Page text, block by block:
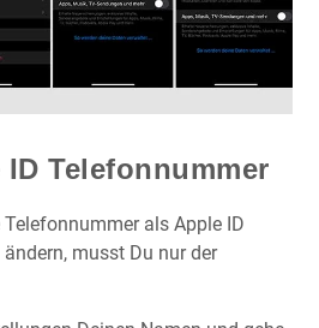
Telefonnummer
als Apple ID
musst Du nur der